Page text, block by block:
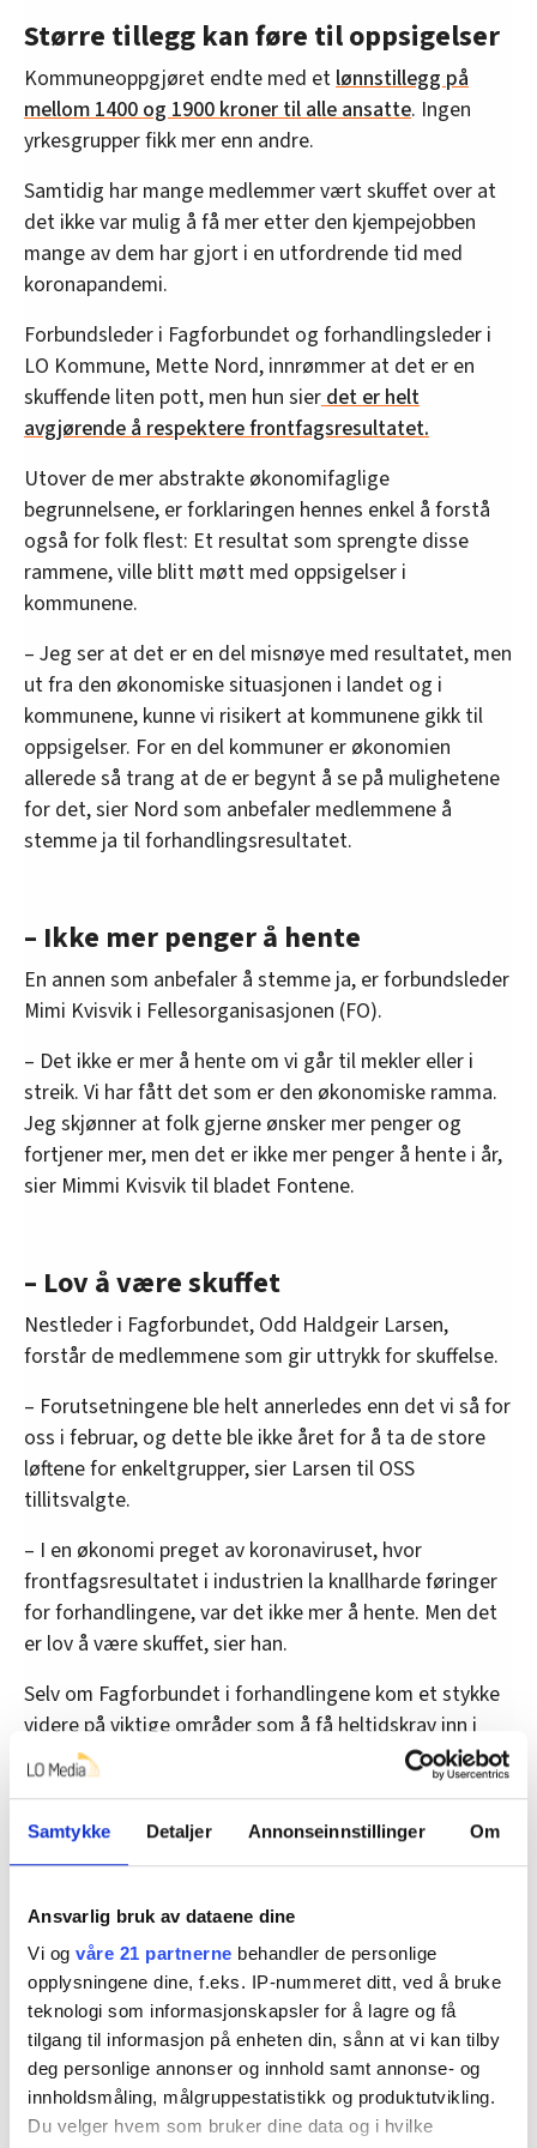
Samtykke Detaljer Annonseinnstillinger Om
Ansvarlig bruk av dataene dine
Vi og våre 21 partnerne behandler de personlige
opplysningene dine, f.eks. IP-nummeret ditt, ved å bruke
teknologi som informasjonskapsler for å lagre og få
tilgang til informasjon på enheten din, sånn at vi kan tilby
deg personlige annonser og innhold samt annonse- og
innholdsmåling, målgruppestatistikk og produktutvikling.
Du velger hvem som bruker dine data og i hvilke
Større tillegg kan føre til oppsigelser
Kommuneoppgjøret endte med etlønnstillegg på
mellom 1400 og 1900 kroner til alle ansatte. Ingen
yrkesgrupper fikk mer enn andre.
Samtidig har mange medlemmer vært skuffet over at
det ikke var mulig å få mer etter den kjempejobben
mange av dem har gjort i en utfordrende tid med
koronapandemi.
Forbundsleder i Fagforbundet og forhandlingsleder i
LO Kommune, Mette Nord, innrømmer at det er en
skuffende liten pott, men hun sierdet er helt
avgjørende å respektere frontfagsresultatet.
Utover de mer abstrakte økonomifaglige
begrunnelsene, er forklaringen hennes enkel å forstå
også for folk flest: Et resultat som sprengte disse
rammene, ville blitt møtt med oppsigelser i
kommunene.
– Jeg ser at det er en del misnøye med resultatet, men
ut fra den økonomiske situasjonen i landet og i
kommunene, kunne vi risikert at kommunene gikk til
oppsigelser. For en del kommuner er økonomien
allerede så trang at de er begynt å se på mulighetene
for det, sier Nord som anbefaler medlemmene å
stemme ja til forhandlingsresultatet.
– Ikke mer penger å hente
En annen som anbefaler å stemme ja, er forbundsleder
Mimi Kvisvik i Fellesorganisasjonen (FO).
– Det ikke er mer å hente om vi går til mekler eller i
streik. Vi har fått det som er den økonomiske ramma.
Jeg skjønner at folk gjerne ønsker mer penger og
fortjener mer, men det er ikke mer penger å hente i år,
sier Mimmi Kvisvik til bladet Fontene.
– Lov å være skuffet
Nestleder i Fagforbundet, Odd Haldgeir Larsen,
forstår de medlemmene som gir uttrykk for skuffelse.
– Forutsetningene ble helt annerledes enn det vi så for
oss i februar, og dette ble ikke året for å ta de store
løftene for enkeltgrupper, sier Larsen til OSS
tillitsvalgte.
– I en økonomi preget av koronaviruset, hvor
frontfagsresultatet i industrien la knallharde føringer
for forhandlingene, var det ikke mer å hente. Men det
er lov å være skuffet, sier han.
Selv om Fagforbundet i forhandlingene kom et stykke
videre på viktige områder som å få heltidskrav inn i
avtalen, så ble det ikke det helt store kronetillegget i
– Det har vært utrolig viktig at vi ikke risikerer at folk
blir sagt opp fordi kommunene ikke har råd, sier Larsen
•Lønnsoppgjøret: Her er resultatene så langt
Retningslinjer for avstemning over
tarifforslag
1. Tarifforslag skal legges fram for de